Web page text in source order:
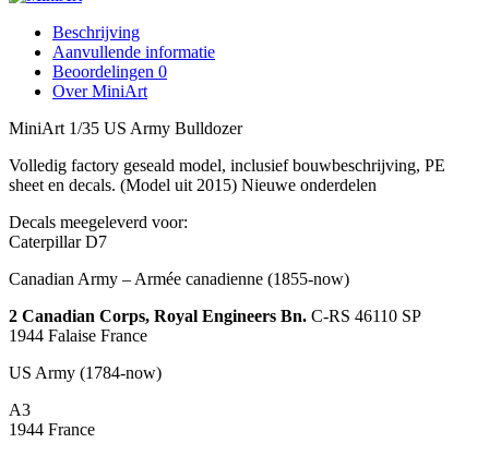
Beschrijving
Aanvullende informatie
Beoordelingen 0
Over MiniArt
MiniArt 1/35 US Army Bulldozer
Volledig factory geseald model, inclusief bouwbeschrijving, PE
sheet en decals. (Model uit 2015) Nieuwe onderdelen
Decals meegeleverd voor:
Caterpillar D7
Canadian Army – Armée canadienne (1855-now)
2 Canadian Corps, Royal Engineers Bn. C-RS 46110 SP
1944 Falaise France
US Army (1784-now)
A3
1944 France